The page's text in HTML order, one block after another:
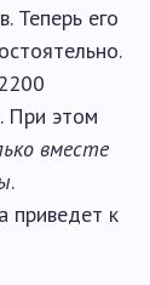
Теперь его
При этом
вместе
.
приведет к